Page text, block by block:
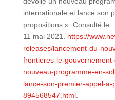
internationale et lance son
propositions ». Consulté le
11 mai 2021. https://
releases/lancement-du-
frontieres-le-
nouveau-programme-en-
lance-son-premier-appel-a-
894568547.html.